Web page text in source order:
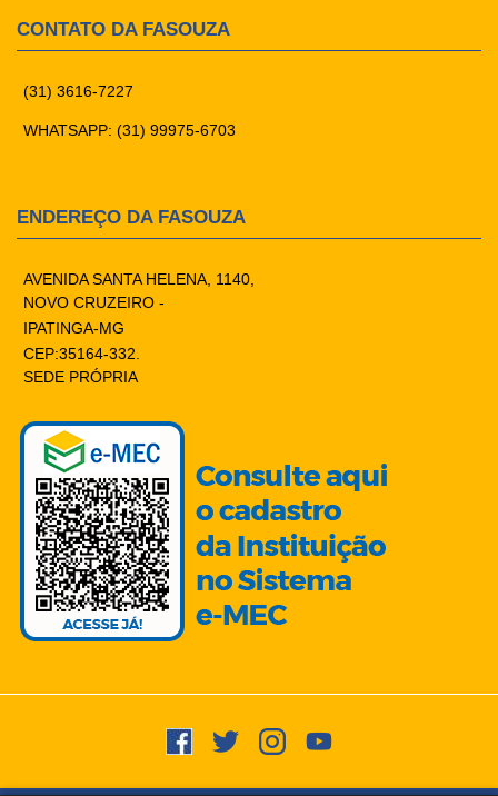
CONTATO DA FASOUZA
(31) 3616-7227
WHATSAPP: (31) 99975-6703
ENDEREÇO DA FASOUZA
AVENIDA SANTA HELENA, 1140,
NOVO CRUZEIRO -
IPATINGA-MG
CEP:35164-332.
SEDE PRÓPRIA